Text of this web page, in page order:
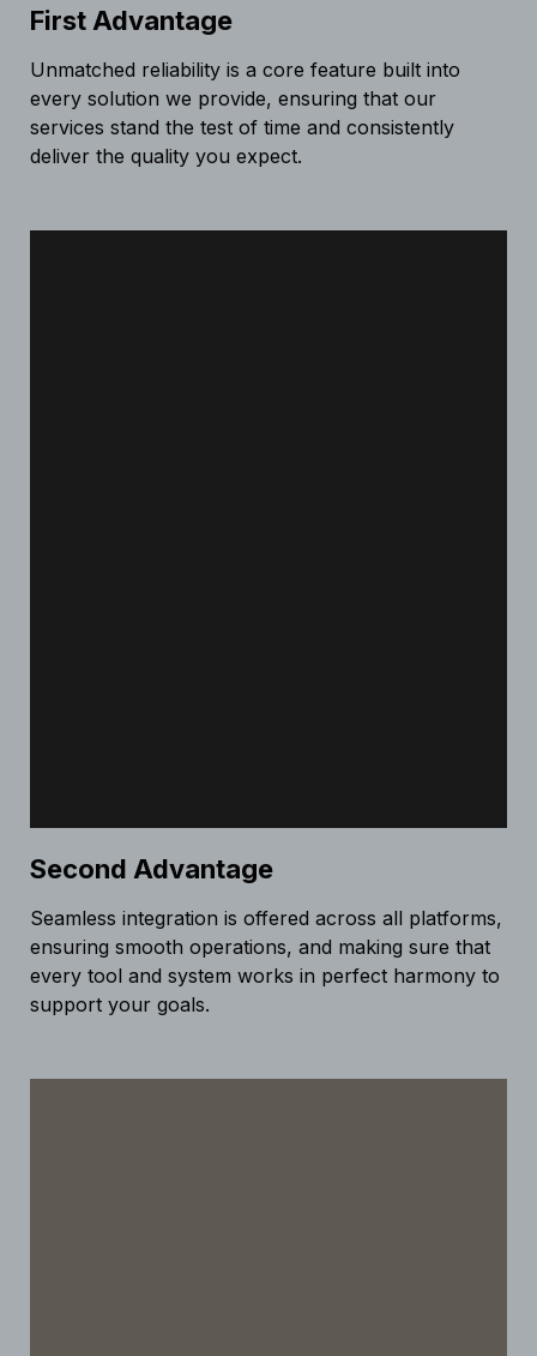
First Advantage
Unmatched reliability is a core feature built into
every solution we provide, ensuring that our
services stand the test of time and consistently
deliver the quality you expect.
Second Advantage
Seamless integration is offered across all platforms,
ensuring smooth operations, and making sure that
every tool and system works in perfect harmony to
support your goals.